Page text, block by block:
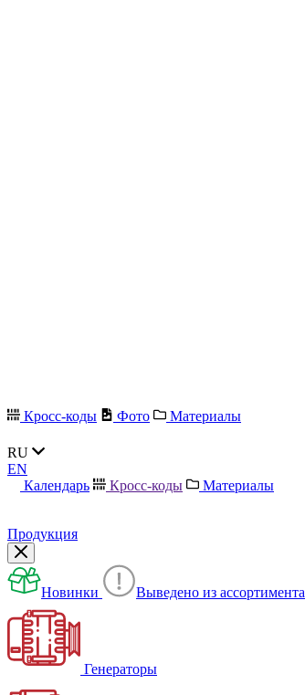
Кросс-коды Фото Материалы
RU
EN
Календарь
Кросс-коды Материалы
Продукция
Новинки Выведено из ассортимента
Генераторы